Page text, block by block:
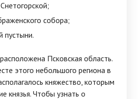
собора;
пустыни.
Псковская область.
этого небольшого региона в
княжество, которым
князья. Чтобы узнать о